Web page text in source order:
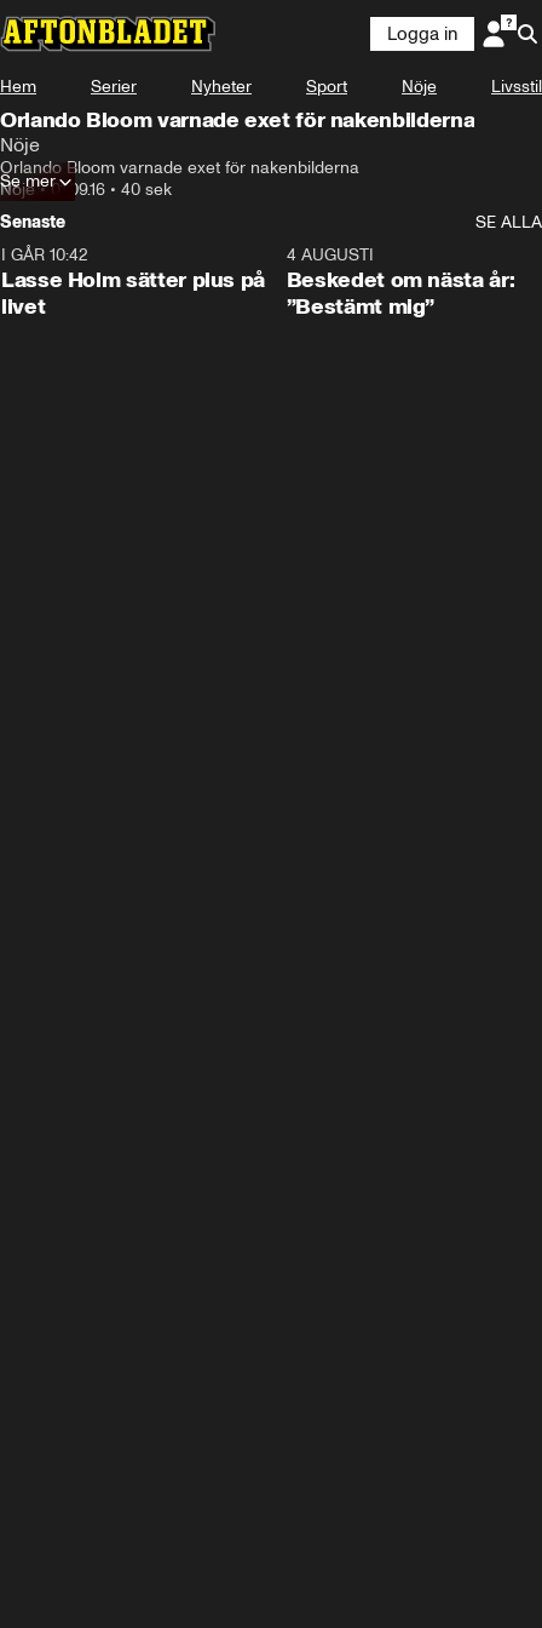
Logga in
Hem Serier Nyheter Sport Nöje Livsstil
Orlando Bloom varnade exet för nakenbilderna
Nöje
Orlando Bloom varnade exet för nakenbilderna
Nöje•01.09.16 • 40 sek
Se mer
Senaste
SE ALLA
I GÅR 10:42
Lasse Holm sätter plus på
livet
4 AUGUSTI
Beskedet om nästa år:
”Bestämt mig”